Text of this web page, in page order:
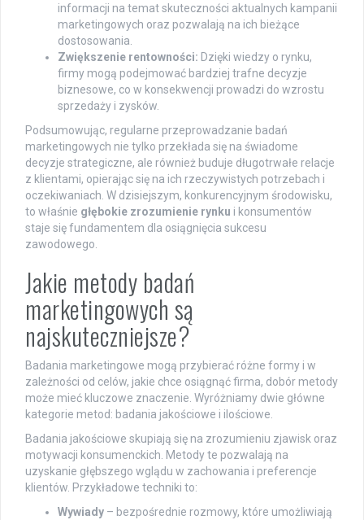
informacji na temat skuteczności aktualnych kampanii
marketingowych oraz pozwalają na ich bieżące
dostosowania.
Zwiększenie rentowności: Dzięki wiedzy o rynku,
firmy mogą podejmować bardziej trafne decyzje
biznesowe, co w konsekwencji prowadzi do wzrostu
sprzedaży i zysków.
Podsumowując, regularne przeprowadzanie badań
marketingowych nie tylko przekłada się na świadome
decyzje strategiczne, ale również buduje długotrwałe relacje
z klientami, opierając się na ich rzeczywistych potrzebach i
oczekiwaniach. W dzisiejszym, konkurencyjnym środowisku,
to właśnie głębokie zrozumienie rynku i konsumentów
staje się fundamentem dla osiągnięcia sukcesu
zawodowego.
Jakie metody badań
marketingowych są
najskuteczniejsze?
Badania marketingowe mogą przybierać różne formy i w
zależności od celów, jakie chce osiągnąć firma, dobór metody
może mieć kluczowe znaczenie. Wyróżniamy dwie główne
kategorie metod: badania jakościowe i ilościowe.
Badania jakościowe skupiają się na zrozumieniu zjawisk oraz
motywacji konsumenckich. Metody te pozwalają na
uzyskanie głębszego wglądu w zachowania i preferencje
klientów. Przykładowe techniki to:
Wywiady – bezpośrednie rozmowy, które umożliwiają